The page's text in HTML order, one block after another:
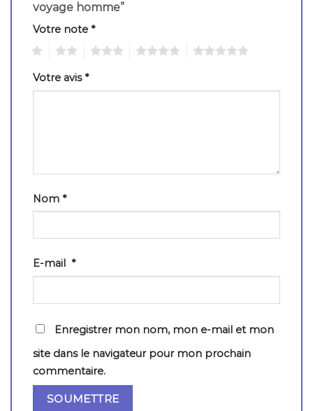
voyage homme”
Votre note *
Votre avis*
Nom *
E-mail *
Enregistrer mon nom, mon e-mail et mon
site dans le navigateur pour mon prochain
commentaire.